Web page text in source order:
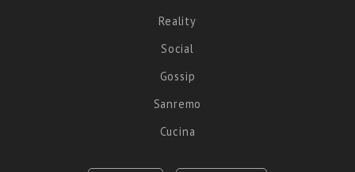
Reality
Social
Gossip
Sanremo
Cucina